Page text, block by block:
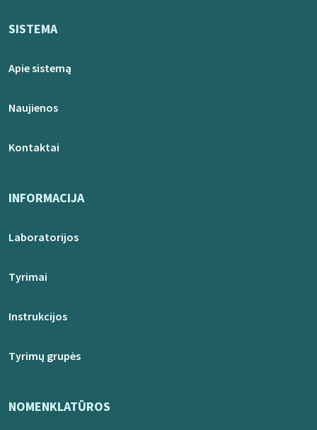
SISTEMA
Apie sistemą
Naujienos
Kontaktai
INFORMACIJA
Laboratorijos
Tyrimai
Instrukcijos
Tyrimų grupės
NOMENKLATŪROS